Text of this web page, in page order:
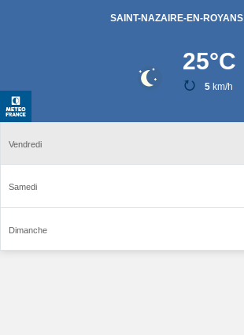
SAINT-NAZAIRE-EN-ROYANS
25°C
5 km/h
Vendredi
Samedi
Dimanche